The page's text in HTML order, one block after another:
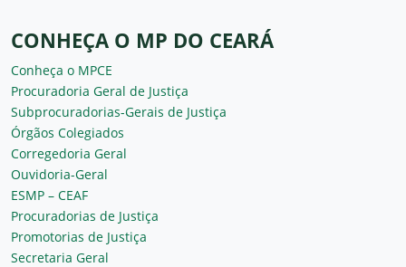
CONHEÇA O MP DO CEARÁ
Conheça o MPCE
Procuradoria Geral de Justiça
Subprocuradorias-Gerais de Justiça
Órgãos Colegiados
Corregedoria Geral
Ouvidoria-Geral
ESMP – CEAF
Procuradorias de Justiça
Promotorias de Justiça
Secretaria Geral